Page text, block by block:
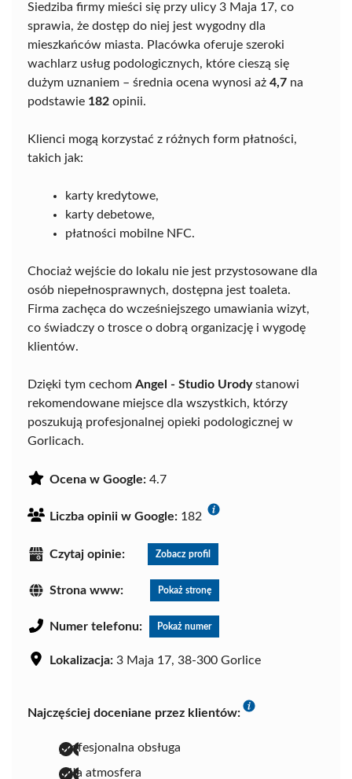
Siedziba firmy mieści się przy ulicy 3 Maja 17, co
sprawia, że dostęp do niej jest wygodny dla
mieszkańców miasta. Placówka oferuje szeroki
wachlarz usług podologicznych, które cieszą się
dużym uznaniem – średnia ocena wynosi aż 4,7 na
podstawie 182 opinii.
Klienci mogą korzystać z różnych form płatności,
takich jak:
karty kredytowe,
karty debetowe,
płatności mobilne NFC.
Chociaż wejście do lokalu nie jest przystosowane dla
osób niepełnosprawnych, dostępna jest toaleta.
Firma zachęca do wcześniejszego umawiania wizyt,
co świadczy o trosce o dobrą organizację i wygodę
klientów.
Dzięki tym cechom Angel - Studio Urodystanowi
rekomendowane miejsce dla wszystkich, którzy
poszukują profesjonalnej opieki podologicznej w
Gorlicach.
Ocena w Google: 4.7
Liczba opinii w Google: 182
Czytaj opinie: Zobacz profil
Strona www: Pokaż stronę
Numer telefonu: Pokaż numer
Lokalizacja: 3 Maja 17, 38-300 Gorlice
Najczęściej doceniane przez klientów:
profesjonalna obsługa
miła atmosfera